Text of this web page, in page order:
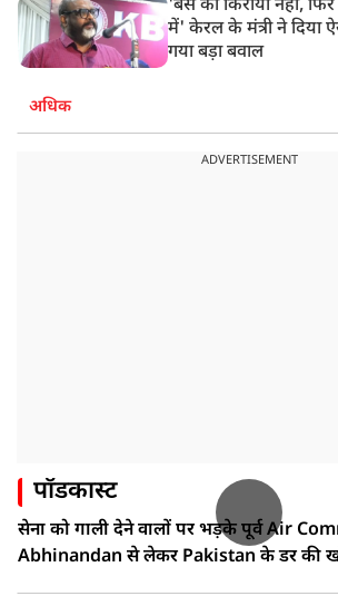
'बस का किराया नहीं,
में' केरल के मंत्री ने दिया
गया बड़ा बवाल
अधिक
ADVERTISEMENT
पॉडकास्ट
सेना को गाली देने वालों पर भड़के पूर्व Air
Abhinandan से लेकर Pakistan के डर की